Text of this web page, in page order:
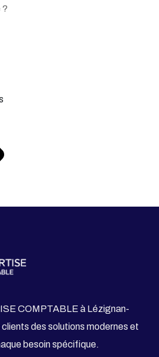
?
COMPTABLE à Lézignan-
des solutions modernes et
besoin spécifique.